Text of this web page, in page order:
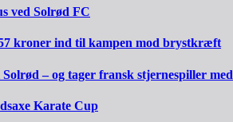
ved Solrød FC
kroner ind til kampen mod brystkræft
– og tager fransk stjernespiller med
Karate Cup